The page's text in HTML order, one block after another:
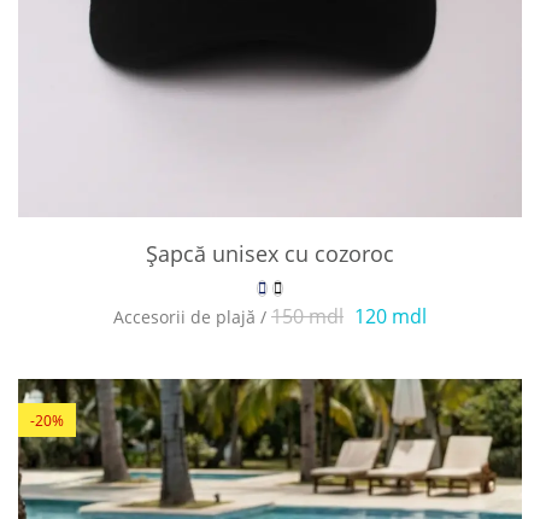
Șapcă unisex cu cozoroc
Accesorii de plajă / 150 mdl 120 mdl
-20%